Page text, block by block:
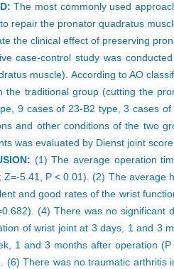
The most commonly used
repair the pronator quadratus
the clinical effect of preserving
case-control study was
muscle). According to AO
the traditional group (cutting the
9 cases of 23-B2 type, 3 cases
and other conditions of the two
was evaluated by Dienst joint
(1) The average operation
5.41, P < 0.01). (2) The average
and good rates of the wrist
(4) There was no
of wrist joint at 3 days, 1 and 3
1 and 3 months after operation
(6) There was no traumatic